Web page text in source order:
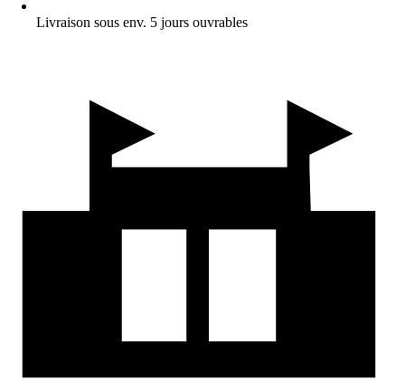
Livraison sous env. 5 jours ouvrables